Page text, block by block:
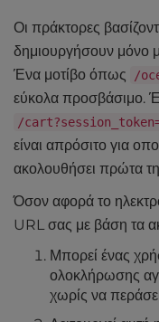
Οι πράκτορες
δημιουργήσουν μόνο
Ένα μοτίβο όπως
/
εύκολα προσβάσιμο.
/
είναι απρόσιτο για
ακολουθήσει πρώτα
Όσον αφορά το
URL σας με βάση τα
Μπορεί ένας
ολοκλήρωσης
χωρίς να